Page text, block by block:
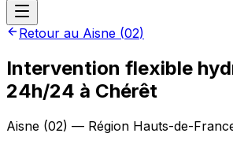
Retour au Aisne (02)
Intervention flexible
24h/24 à Chérêt
Aisne (02) — Région Hauts-de-